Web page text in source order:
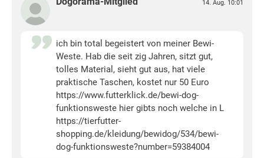
14. Aug. 10:01
ich bin total begeistert von meiner Bewi-
Weste. Hab die seit zig Jahren, sitzt gut,
tolles Material, sieht gut aus, hat viele
praktische Taschen, kostet nur 50 Euro
https://www.futterklick.de/bewi-dog-
funktionsweste hier gibts noch welche in L
https://tierfutter-
shopping.de/kleidung/bewidog/534/bewi-
dog-funktionsweste?number=59384004